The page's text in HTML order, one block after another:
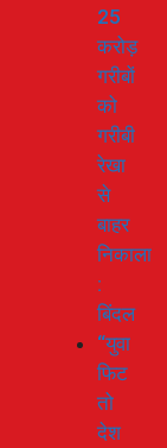
25
करोड़
गरीबों
को
गरीबी
रेखा
से
बाहर
निकाला
:
बिंदल
“युवा
फिट
तो
देश